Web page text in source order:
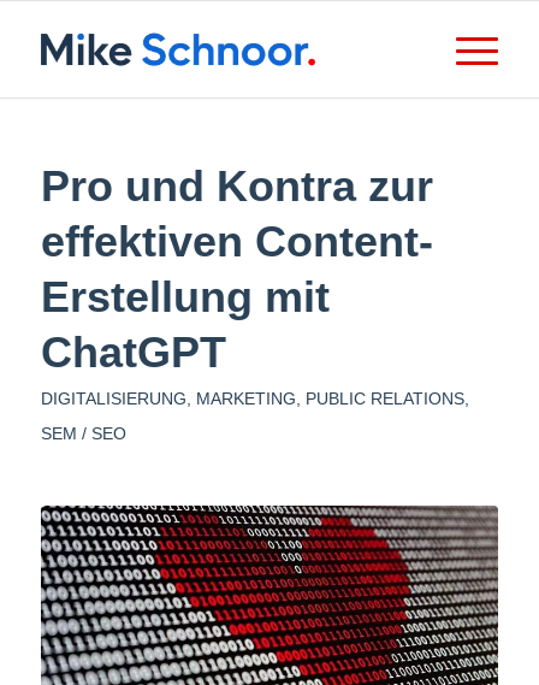
Pro und Kontra zur
effektiven Content-
Erstellung mit
ChatGPT
DIGITALISIERUNG MARKETING PUBLIC RELATIONS,
SEM / SEO